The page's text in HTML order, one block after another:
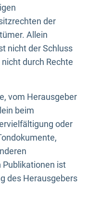
der
Allein
nicht der Schluss
durch Rechte
vom Herausgeber
beim
oder
ist
des Herausgebers